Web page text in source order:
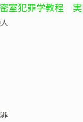
室犯罪学教程 実